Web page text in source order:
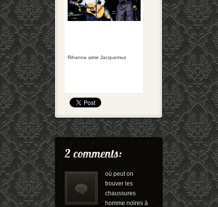
Rihanna aime Jacquemus
où peut on
trouver les
chaussures
homme noires à